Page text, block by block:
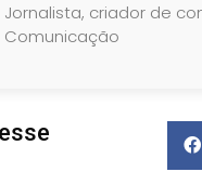
Jornalista, criador de
Comunicação